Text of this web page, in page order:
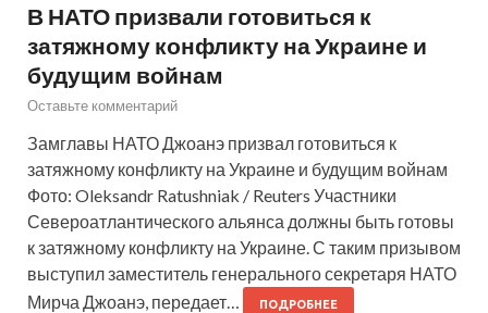
В НАТО призвали готовиться к
затяжному конфликту на Украине и
будущим войнам
Оставьте комментарий
Замглавы НАТО Джоанэ призвал готовиться к
затяжному конфликту на Украине и будущим войнам
Фото: Oleksandr Ratushniak / Reuters Участники
Североатлантического альянса должны быть готовы
к затяжному конфликту на Украине. С таким призывом
выступил заместитель генерального секретаря НАТО
Мирча Джоанэ, передает…
ПОДРОБНЕЕ